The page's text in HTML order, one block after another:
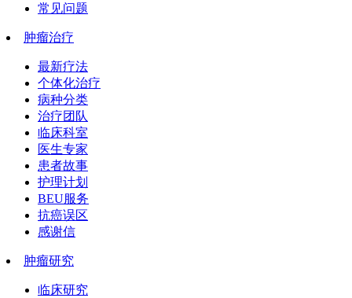
常见问题
肿瘤治疗
最新疗法
个体化治疗
病种分类
治疗团队
临床科室
医生专家
患者故事
护理计划
BEU服务
抗癌误区
感谢信
肿瘤研究
临床研究